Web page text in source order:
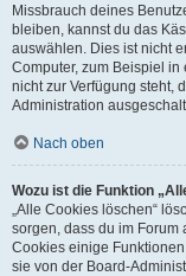
Missbrauch deines
bleiben, kannst du das
auswählen. Dies ist nicht
Computer, zum Beispiel in
nicht zur Verfügung steht,
Administration
Nach oben
Wozu ist die Funktion
„Alle Cookies löschen“
sorgen, dass du im Forum
Cookies einige
sie von der Board-